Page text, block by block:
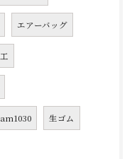
エアーバッグ
生ゴム